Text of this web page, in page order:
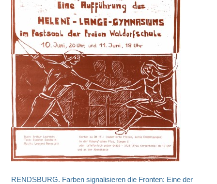
RENDSBURG. Farben signalisieren die Fronten: Eine der